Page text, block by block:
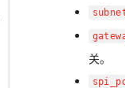
关。